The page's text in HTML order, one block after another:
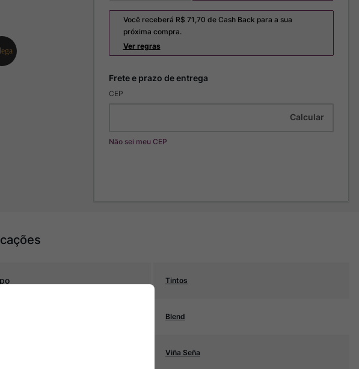
Você receberá R$ 71,70 de Cash Back para a sua
próxima compra.
Ver regras
CEP
Não sei meu CEP
Tintos
Blend
Viña Seña